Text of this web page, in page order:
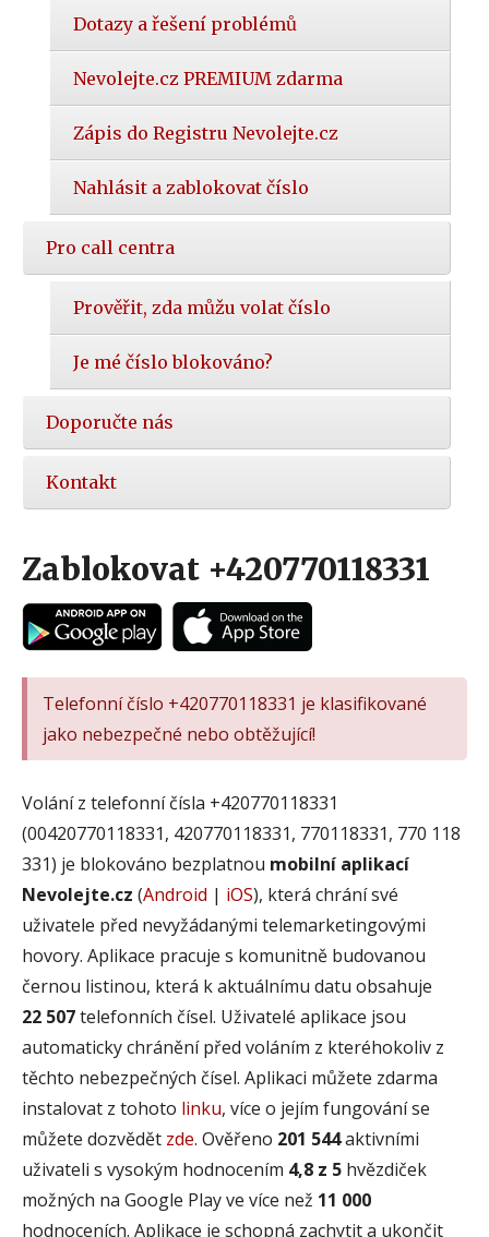
Dotazy a řešení problémů
Nevolejte.cz PREMIUM zdarma
Zápis do Registru Nevolejte.cz
Nahlásit a zablokovat číslo
Pro call centra
Prověřit, zda můžu volat číslo
Je mé číslo blokováno?
Doporučte nás
Kontakt
Zablokovat +420770118331
Telefonní číslo +420770118331 je klasifikované
jako nebezpečné nebo obtěžující!
Volání z telefonní čísla +420770118331
(00420770118331, 420770118331, 770118331, 770 118
331) je blokováno bezplatnou mobilní aplikací
Nevolejte.cz (Android | iOS), která chrání své
uživatele před nevyžádanými telemarketingovými
hovory. Aplikace pracuje s komunitně budovanou
černou listinou, která k aktuálnímu datu obsahuje
22 507telefonních čísel. Uživatelé aplikace jsou
automaticky chránění před voláním z kteréhokoliv z
těchto nebezpečných čísel. Aplikaci můžete zdarma
instalovat z tohoto linku, více o jejím fungování se
můžete dozvědět zde. Ověřeno 201 544aktivními
uživateli s vysokým hodnocením 4,8 z 5 hvězdiček
možných na Google Play ve více než 11 000
hodnoceních. Aplikace je schopná zachytit a ukončit